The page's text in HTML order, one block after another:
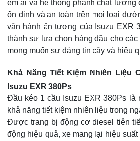
êm ái và hệ thống phanh chất lượng
ổn định và an toàn trên mọi loại
vận hành ấn tượng của Isuzu EXR
thành sự lựa chọn hàng đầu cho các
mong muốn sự đáng tin cậy và hiệu
Khả Năng Tiết Kiệm Nhiên Liệu
Isuzu EXR 380Ps
Đầu kéo 1 cầu Isuzu EXR 380Ps là
khả năng tiết kiệm nhiên liệu trong
Được trang bị động cơ diesel tiên
động hiệu quả, xe mang lại hiệu